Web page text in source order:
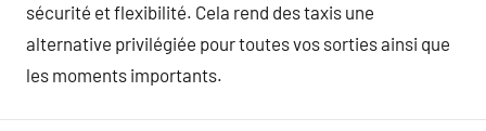
sécurité et flexibilité. Cela rend des taxis une
alternative privilégiée pour toutes vos sorties ainsi que
les moments importants.